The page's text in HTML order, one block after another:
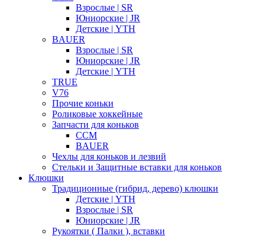
Взрослые | SR
Юниорские | JR
Детские | YTH
BAUER
Взрослые | SR
Юниорские | JR
Детские | YTH
TRUE
V76
Прочие коньки
Роликовые хоккейные
Запчасти для коньков
CCM
BAUER
Чехлы для коньков и лезвий
Стельки и Защитные вставки для коньков
Клюшки
Традиционные (гибрид, дерево) клюшки
Детские | YTH
Взрослые | SR
Юниорские | JR
Рукоятки ( Палки ), вставки